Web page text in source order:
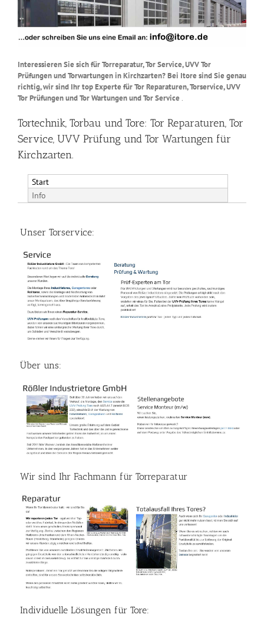
Interessieren Sie sich für Torreparatur, Tor Service, UVV Tor
Prüfungen und Torwartungen in Kirchzarten? Bei Itore sind Sie genau
richtig, wir sind Ihr top Experte für Tor Reparaturen, Torservice, UVV
Tor Prüfungen und Tor Wartungen und Tor Service .
Tortechnik, Torbau und Tore: Tor Reparaturen, Tor
Service, UVV Prüfung und Tor Wartungen für
Kirchzarten.
Start
Info
Unser Torservice:
Über uns:
Wir sind Ihr Fachmann für Torreparatur
Individuelle Lösungen für Tore: